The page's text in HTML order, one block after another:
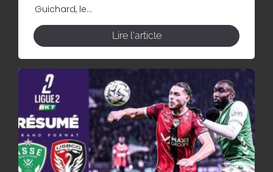
Guichard, le...
Lire l'article